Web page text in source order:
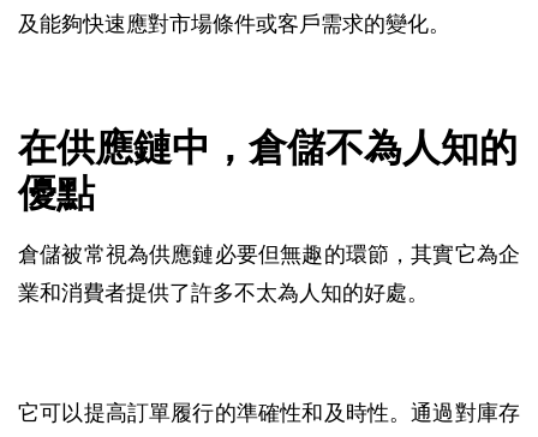
及能夠快速應對市場條件或客戶需求的變化。
在供應鏈中，倉儲不為人知的
優點
倉儲被常視為供應鏈必要但無趣的環節，其實它為企
業和消費者提供了許多不太為人知的好處。
它可以提高訂單履行的準確性和及時性。通過對庫存